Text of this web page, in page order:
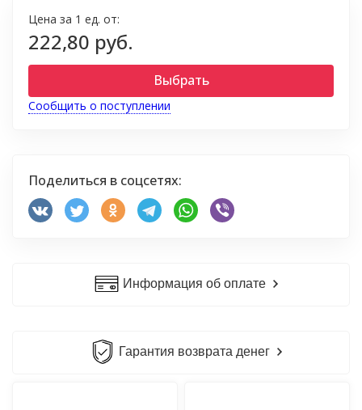
Цена за 1 ед. от:
222,80 руб.
Выбрать
Сообщить о поступлении
Поделиться в соцсетях:
Информация об оплате
Гарантия возврата денег